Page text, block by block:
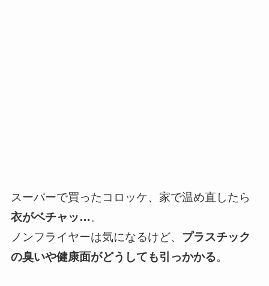
スーパーで買ったコロッケ、家で温め直したら
衣がベチャッ…。
ノンフライヤーは気になるけど、 プラスチック
の臭いや健康面がどうしても引っかかる。